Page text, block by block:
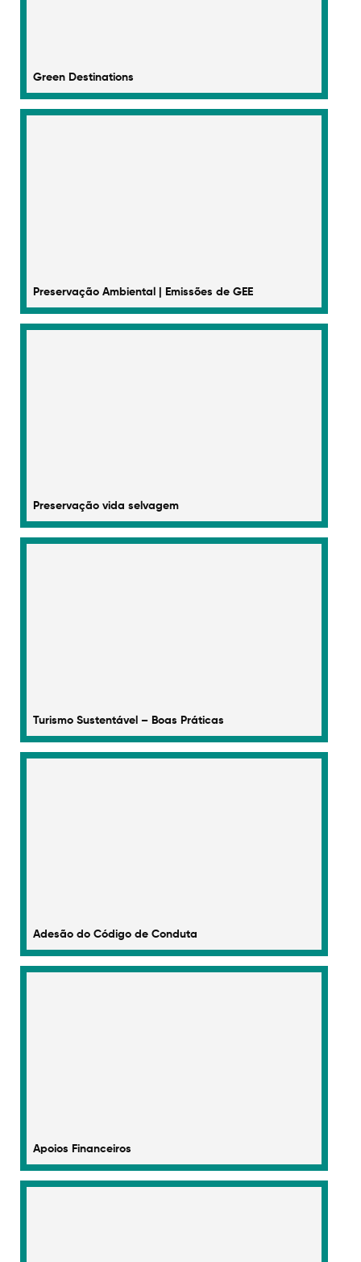
Green Destinations
Preservação Ambiental | Emissões de GEE
Preservação vida selvagem
Turismo Sustentável – Boas Práticas
Adesão do Código de Conduta
Apoios Financeiros